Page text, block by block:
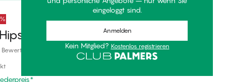
eingeloggt sind.
Anmelden
Kein Mitglied? Kostenlos registrieren
Bikini Unterteile
Bewertungen
*